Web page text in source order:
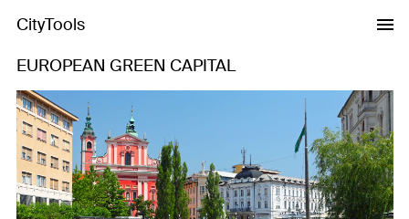
CityTools
EUROPEAN GREEN CAPITAL